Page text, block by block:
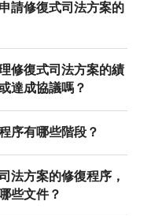
請修復式司法方案的
修復式司法方案的績
達成協議嗎？
序有哪些階段？
法方案的修復程序，
些文件？